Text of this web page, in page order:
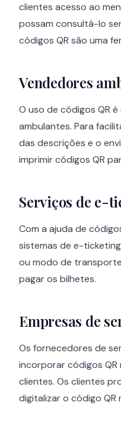
clientes acesso ao
possam consultá-lo
códigos QR são uma
Vendedores
O uso de códigos QR
ambulantes. Para
das descrições e o
imprimir códigos QR
Serviços de e-
Com a ajuda de
sistemas de e-
ou modo de
pagar os bilhetes.
Empresas de
Os fornecedores de
incorporar códigos
clientes. Os clientes
digitalizar o código QR